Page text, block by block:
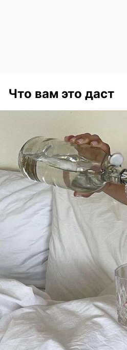
Что вам это даст